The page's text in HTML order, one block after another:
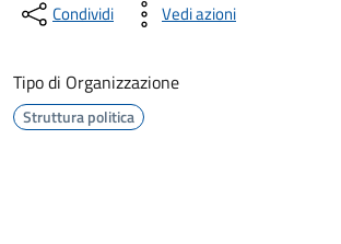
Condividi Vedi azioni
Tipo di Organizzazione
Struttura politica